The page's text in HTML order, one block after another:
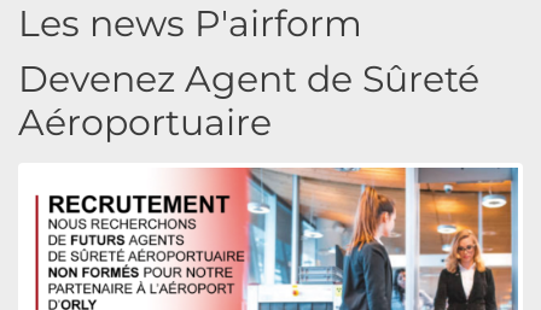
Les news P'airform
Devenez Agent de Sûreté
Aéroportuaire